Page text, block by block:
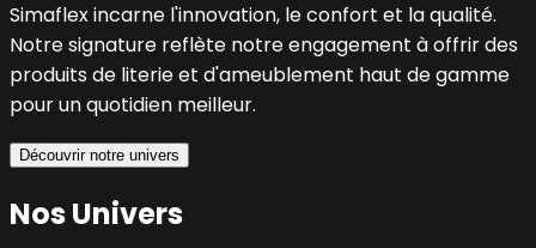
Simaflex incarne l'innovation, le confort et la qualité.
Notre signature reflète notre engagement à offrir des
produits de literie et d'ameublement haut de gamme
pour un quotidien meilleur.
Découvrir notre univers
Nos Univers